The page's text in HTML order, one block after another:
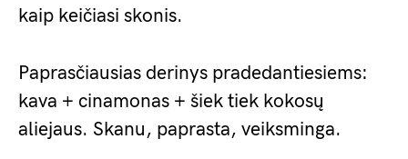
kaip keičiasi skonis.
Paprasčiausias derinys pradedantiesiems:
kava + cinamonas + šiek tiek kokosų
aliejaus. Skanu, paprasta, veiksminga.